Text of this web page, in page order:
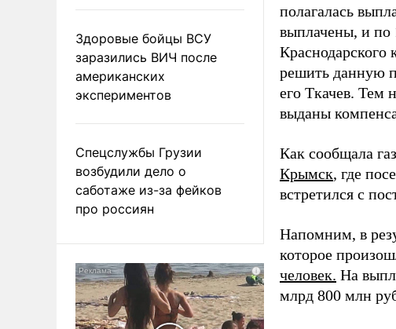
Здоровые бойцы ВСУ
заразились ВИЧ после
американских
экспериментов
Спецслужбы Грузии
возбудили дело о
саботаже из-за фейков
про россиян
полагалась
выплачены, и по
Краснодарского
решить данную
его Ткачев. Тем
выданы
Как сообщала
Крымск, где
встретился с
Напомним, в
которое
человек. На
млрд 800 млн